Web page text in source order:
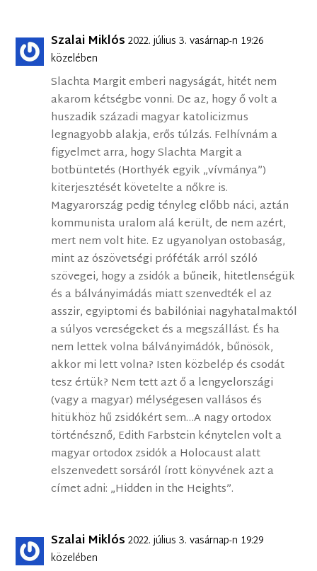
Szalai Miklós 2022. július 3. vasárnap-n 19:26
közelében
Slachta Margit emberi nagyságát, hitét nem
akarom kétségbe vonni. De az, hogy ő volt a
huszadik századi magyar katolicizmus
legnagyobb alakja, erős túlzás. Felhívnám a
figyelmet arra, hogy Slachta Margit a
botbüntetés (Horthyék egyik „vívmánya”)
kiterjesztését követelte a nőkre is.
Magyarország pedig tényleg előbb náci, aztán
kommunista uralom alá került, de nem azért,
mert nem volt hite. Ez ugyanolyan ostobaság,
mint az ószövetségi próféták arról szóló
szövegei, hogy a zsidók a bűneik, hitetlenségük
és a bálványimádás miatt szenvedték el az
asszir, egyiptomi és babilóniai nagyhatalmaktól
a súlyos vereségeket és a megszállást. És ha
nem lettek volna bálványimádók, bűnösök,
akkor mi lett volna? Isten közbelép és csodát
tesz értük? Nem tett azt ő a lengyelországi
(vagy a magyar) mélységesen vallásos és
hitükhöz hű zsidókért sem…A nagy ortodox
történésznő, Edith Farbstein kénytelen volt a
magyar ortodox zsidók a Holocaust alatt
elszenvedett sorsáról írott könyvének azt a
címet adni: „Hidden in the Heights”.
Szalai Miklós 2022. július 3. vasárnap-n 19:29
közelében